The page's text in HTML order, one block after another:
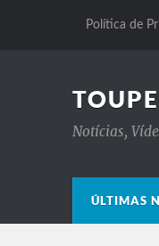
Política de
Notícias,
ÚLTIMAS